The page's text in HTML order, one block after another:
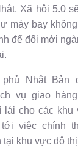
Xã hội 5.0
máy bay
để đổi mới
phủ Nhật Bản
vụ giao
lái cho các khu
việc chính
tại khu vực đô